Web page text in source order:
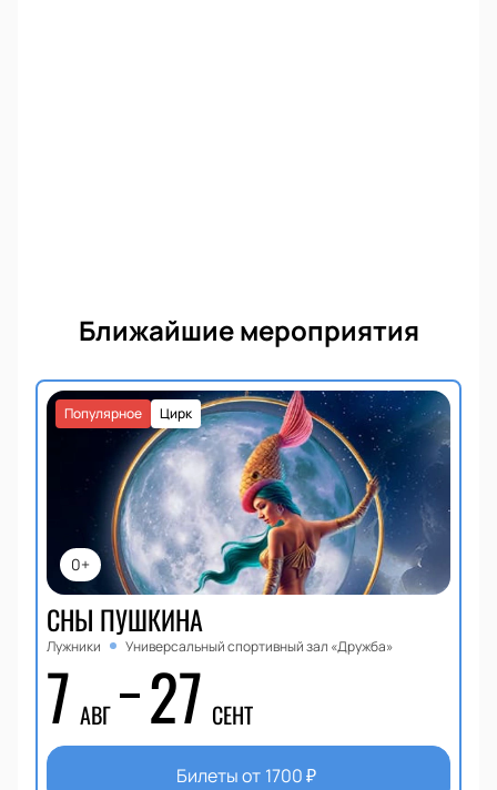
Ближайшие мероприятия
0+
Цирк
Популярное
СНЫ ПУШКИНА
Лужники Универсальный спортивный зал «Дружба»
7 АВГ 27 СЕНТ
Билеты от 1700₽